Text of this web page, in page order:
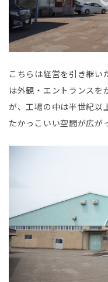
こちらは経営を引き継い
は外観・エントランスを
が、工場の中は半世紀以
たかっこいい空間が広が